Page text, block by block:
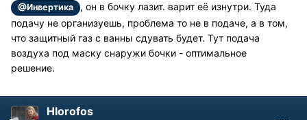
@Инвертика
, он в бочку лазит. варит её изнутри. Туда
подачу не организуешь, проблема то не в подаче, а в том,
что защитный газ с ванны сдувать будет. Тут подача
воздуха под маску снаружи бочки - оптимальное
решение.
Hlorofos